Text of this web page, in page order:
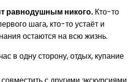
равнодушным никого. Кто-то
шага, кто-то устаёт и
остаются на всю жизнь.
в одну сторону, отдых, купание